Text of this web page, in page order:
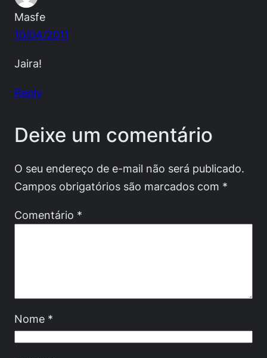
Masfe
10/04/2011
Jaira!
Reply
Deixe um comentário
O seu endereço de e-mail não será publicado.
Campos obrigatórios são marcados com *
Comentário *
Nome *